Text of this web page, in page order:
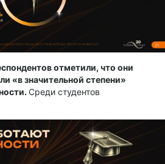
отметили, что они
«в значительной степени»
Среди студентов